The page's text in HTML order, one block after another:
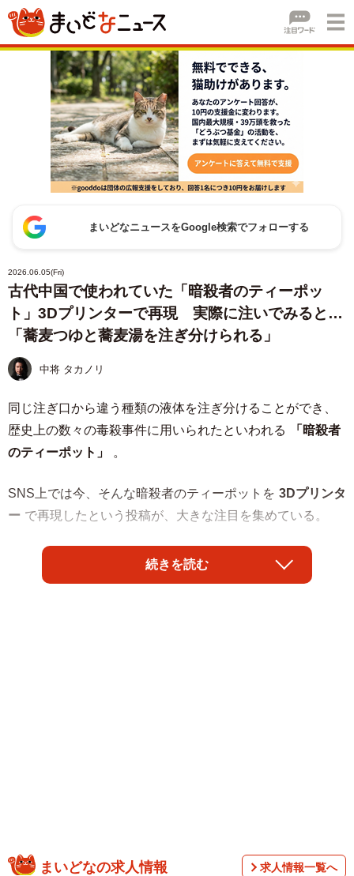
まいどなニュースをGoogle検索でフォローする
2026.06.05(Fri)
古代中国で使われていた「暗殺者のティーポッ
ト」3Dプリンターで再現 実際に注いでみると…
「蕎麦つゆと蕎麦湯を注ぎ分けられる」
中将 タカノリ
同じ注ぎ口から違う種類の液体を注ぎ分けることができ、
歴史上の数々の毒殺事件に用いられたといわれる
「暗殺者
のティーポット」
。
SNS上では今、そんな暗殺者のティーポットを 3Dプリンタ
ー で再現したという投稿が、大きな注目を集めている。
「古代中国で使われたとされる『暗殺者のティーポット』
を、現代の技術である3Dプリンターで再現する実験を行い
続きを読む
まいどなの求人情報 求人情報一覧へ